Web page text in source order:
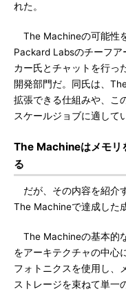
れた。
The Machineの可能性
Packard Labsのチーフア
カー氏とチャットを行っ
開発部門だ。同氏は、
拡張できる仕組みや、こ
スケールジョブに適して
The Machineはメモリ
る
だが、その内容を紹介
The Machineで達成した
The Machineの基本的
をアーキテクチャの中心
フォトニクスを使用し、
ストレージを束ねて単一